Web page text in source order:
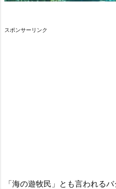
スポンサーリンク
「海の遊牧民」とも言われる